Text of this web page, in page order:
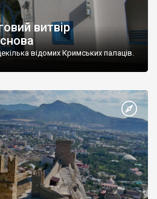
витвір
відомих Кримських палаців.